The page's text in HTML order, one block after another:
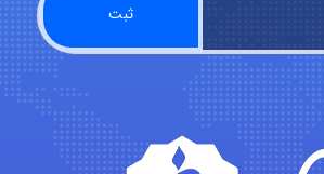
fatima
Jafar Tym